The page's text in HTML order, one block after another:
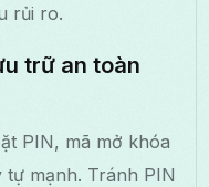
rủi ro.
trữ an toàn
PIN, mã mở khóa
mạnh. Tránh PIN